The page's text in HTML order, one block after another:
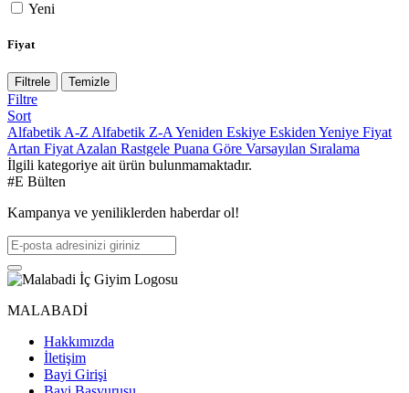
Yeni
Fiyat
Filtrele Temizle
Filtre
Sort
Alfabetik A-Z Alfabetik Z-AYeniden Eskiye Eskiden Yeniye Fiyat
Artan Fiyat Azalan Rastgele Puana Göre Varsayılan Sıralama
İlgili kategoriye ait ürün bulunmamaktadır.
#E Bülten
Kampanya ve yeniliklerden haberdar ol!
MALABADİ
Hakkımızda
İletişim
Bayi Girişi